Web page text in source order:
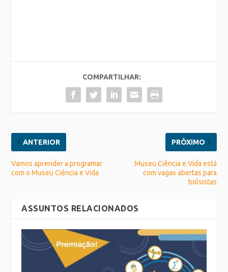
COMPARTILHAR:
ANTERIOR
Vamos aprender a programar
com o Museu Ciência e Vida
PRÓXIMO
Museu Ciência e Vida está
com vagas abertas para
bolsistas
ASSUNTOS RELACIONADOS